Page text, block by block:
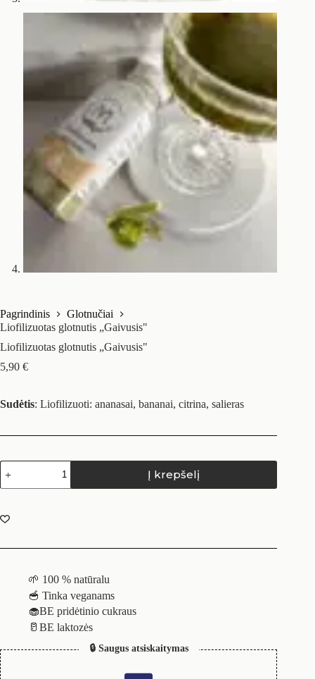
Pagrindinis
Glotnučiai
Liofilizuotas glotnutis „Gaivusis"
Liofilizuotas glotnutis „Gaivusis"
5,90 €
Sudėtis: Liofilizuoti: ananasai, bananai, citrina, salieras
Į krepšelį
🌱 100 % natūralu
🥣 Tinka veganams
🧁BE pridėtinio cukraus
🥛BE laktozės
🔒 Saugus atsiskaitymas